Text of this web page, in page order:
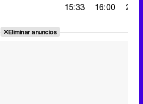
15:33 16:00
Eliminar anuncios